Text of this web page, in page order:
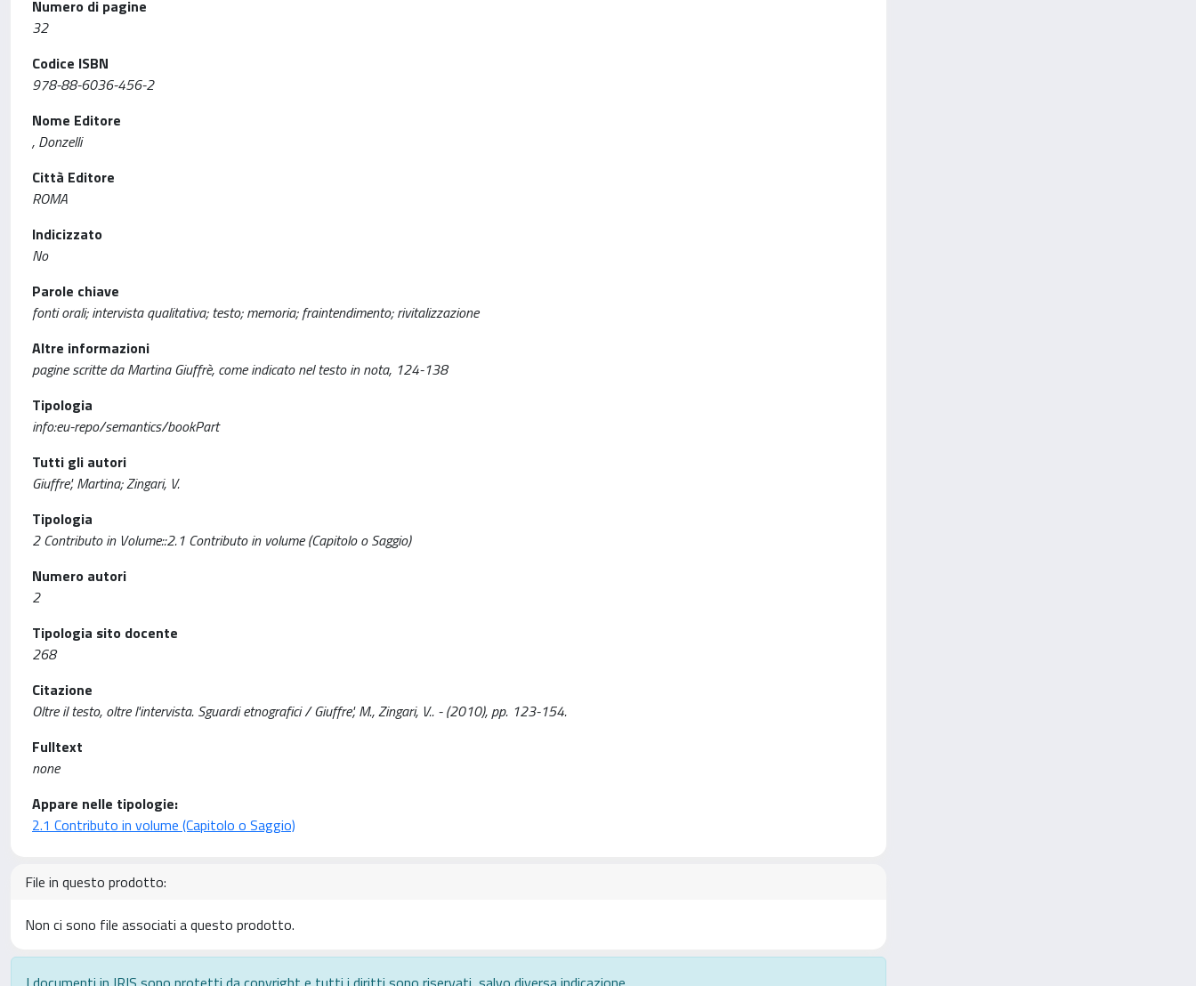
Numero di pagine
32
Codice ISBN
978-88-6036-456-2
Nome Editore
, Donzelli
Città Editore
ROMA
Indicizzato
No
Parole chiave
fonti orali; intervista qualitativa; testo; memoria; fraintendimento; rivitalizzazione
Altre informazioni
pagine scritte da Martina Giuffrè, come indicato nel testo in nota, 124-138
Tipologia
info:eu-repo/semantics/bookPart
Tutti gli autori
Giuffre', Martina; Zingari, V.
Tipologia
2 Contributo in Volume::2.1 Contributo in volume (Capitolo o Saggio)
Numero autori
2
Tipologia sito docente
268
Citazione
Oltre il testo, oltre l'intervista. Sguardi etnografici / Giuffre', M., Zingari, V.. - (2010), pp. 123-154.
Fulltext
none
Appare nelle tipologie:
2.1 Contributo in volume (Capitolo o Saggio)
File in questo prodotto:
Non ci sono file associati a questo prodotto.